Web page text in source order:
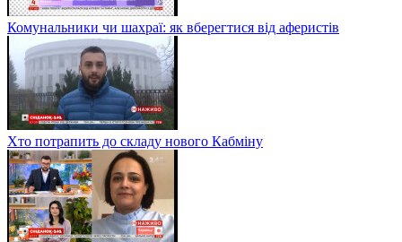
Комунальники чи шахраї: як вберегтися від аферистів
Хто потрапить до складу нового Кабміну